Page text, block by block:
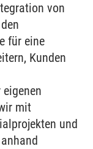
von
für eine
Kunden
mit
und